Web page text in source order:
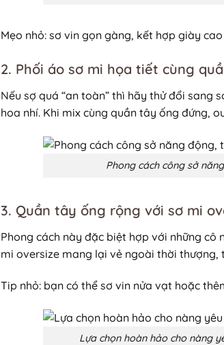
Mẹo nhỏ: sơ vin gọn gàng, kết hợp giày
2. Phối áo sơ mi họa tiết cùng
Nếu sợ quá “an toàn” thì hãy thử đổi sang
hoa nhí. Khi mix cùng quần tây ống đứng,
Phong cách công sở
3. Quần tây ống rộng với sơ mi
Phong cách này đặc biệt hợp với những
mi oversize mang lại vẻ ngoài thời thượng,
Tip nhỏ: bạn có thể sơ vin nửa vạt hoặc
Lựa chọn hoàn hảo cho nàng